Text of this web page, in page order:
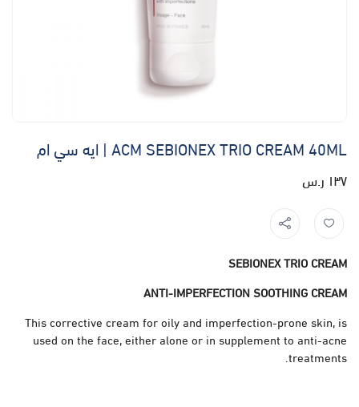
ACM SEBIONEX TRIO CREAM 40ML | ايه سي ام
١٣٧ ر.س
SEBIONEX TRIO CREAM
ANTI-IMPERFECTION SOOTHING CREAM
This corrective cream for oily and imperfection-prone skin, is
used on the face, either alone or in supplement to anti-acne
treatments.